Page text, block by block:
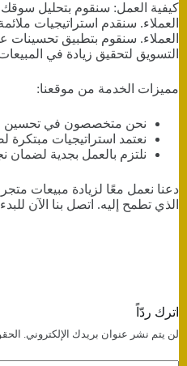
كيفية العمل: سنقوم بتحليل
العملاء. سنقدم استراتيجيات
العملاء. سنقوم بتطبيق تحسينات
التسويق لتحقيق زيادة في
مميزات الخدمة من موقعنا:
نحن متخصصون في تحسين
نعتمد استراتيجيات مبتكرة
نلتزم بالعمل بجدية لضمان
دعنا نعمل معًا لزيادة مبيعات
الذي تطمح إليه. اتصل بنا الآن
اترك ردّاً
لن يتم نشر عنوان بريدك الإلكتروني.